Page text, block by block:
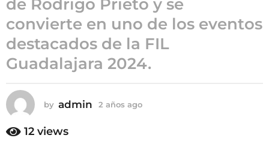
a
ñ
o
s
a
o
de Rodrigo Prieto y se
convierte en uno de los eventos
destacados de la FIL
Guadalajara 2024.
by admin 2 años ago
12 views